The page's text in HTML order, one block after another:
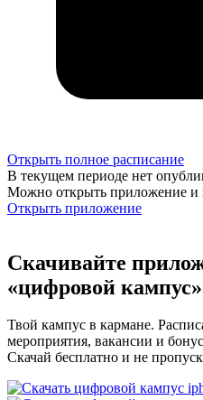
Открыть полное расписание
В текущем периоде нет
Можно открыть приложение и
Открыть приложение
Скачивайте
«цифровой кампус»
Твой кампус в кармане.
мероприятия, вакансии и
Скачай бесплатно и не